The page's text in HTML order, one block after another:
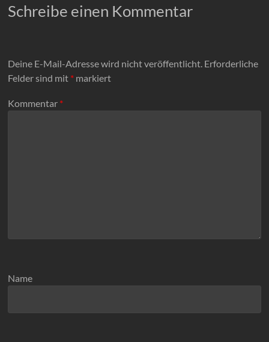
Schreibe einen Kommentar
Deine E-Mail-Adresse wird nicht veröffentlicht. Erforderliche
Felder sind mit * markiert
Kommentar *
Name